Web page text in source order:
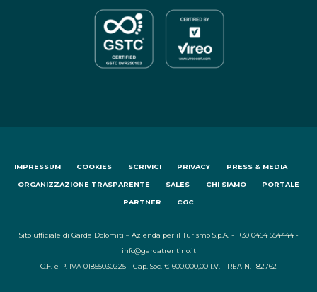
IMPRESSUM COOKIES SCRIVICI PRIVACY PRESS & MEDIA
ORGANIZZAZIONE TRASPARENTE SALES CHI SIAMO PORTALE
PARTNER CGC
Sito ufficiale di Garda Dolomiti – Azienda per il Turismo S.p.A. - +39 0464 554444 -
info@gardatrentino.it
C.F. e P. IVA 01855030225 - Cap. Soc. € 600.000,00 I.V. - REA N. 182762